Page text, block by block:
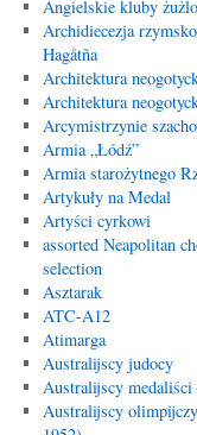
Angielskie kluby
Archidiecezja
Hagåtña
Architektura
Architektura
Arcymistrzynie
Armia „Łódź”
Armia starożytnego
Artykuły na Medal
Artyści cyrkowi
assorted Neapolitan
selection
Asztarak
ATC-A12
Atimarga
Australijscy judocy
Australijscy
Australijscy